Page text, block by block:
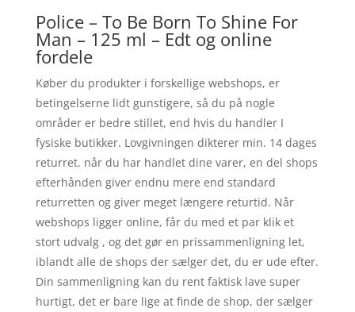
Police – To Be Born To Shine For
Man – 125 ml – Edt og online
fordele
Køber du produkter i forskellige webshops, er
betingelserne lidt gunstigere, så du på nogle
områder er bedre stillet, end hvis du handler I
fysiske butikker. Lovgivningen dikterer min. 14 dages
returret. når du har handlet dine varer, en del shops
efterhånden giver endnu mere end standard
returretten og giver meget længere returtid. Når
webshops ligger online, får du med et par klik et
stort udvalg , og det gør en prissammenligning let,
iblandt alle de shops der sælger det, du er ude efter.
Din sammenligning kan du rent faktisk lave super
hurtigt, det er bare lige at finde de shop, der sælger